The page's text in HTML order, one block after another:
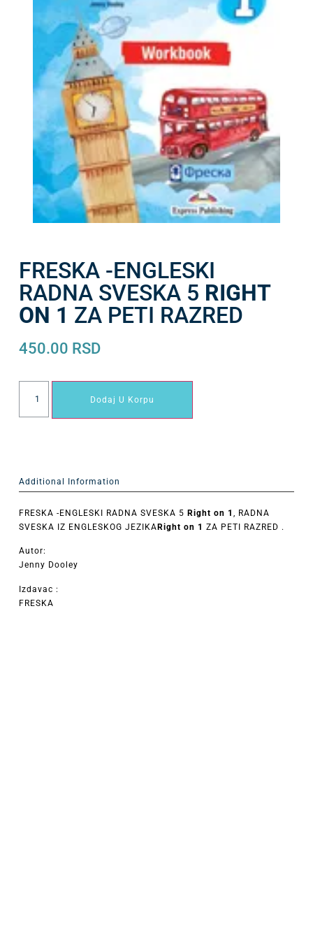
FRESKA -ENGLESKI
RADNA SVESKA 5 RIGHT
ON 1 ZA PETI RAZRED
450.00 RSD
Dodaj U Korpu
Additional Information
FRESKA -ENGLESKI RADNA SVESKA 5 Right on 1 , RADNA
SVESKA IZ ENGLESKOG JEZIKA Right on 1 ZA PETI RAZRED .
Autor:
Jenny Dooley
Izdavac :
FRESKA